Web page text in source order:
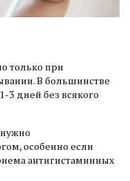
только при
В большинстве
3 дней без всякого
особенно если
антигистаминных